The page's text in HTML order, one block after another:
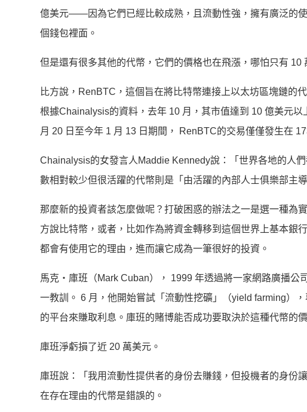
億美元——因為它們已經比較成熟，且流動性強，擁有廣泛的
個錢包裡面。
但是還有很多其他的代幣，它們的價格也在飛漲，哪怕只有 10
比方說，RenBTC，這個旨在將比特幣連接上以太坊區塊鏈的
根據Chainalysis的資料，去年 10 月，其市值達到 10 億美元
月 20 日至今年 1 月 13 日期間， RenBTC的交易僅僅發生在
Chainalysis的女發言人Maddie Kennedy說：「世界各地的人
數相對較少但很活躍的代幣則是「由活躍的內部人士俱樂部主導
那麼新的投資者該怎麼做呢？打破困惑的辦法之一是選一種
方說比特幣，或者，比如作為將資金轉移到這個世界上基本銀
都會有使用它的理由，進而讓它成為一筆很好的投資。
馬克‧庫班（Mark Cuban）， 1999 年透過將一家網路廣播公
一教訓。 6 月，他開始嘗試「流動性挖礦」（yield farming）
的平台來賺取利息。庫班的賭博能否成功要取決於這種代幣的
庫班淨虧損了近 20 萬美元。
庫班說：「我用流動性提供者的身份去賺錢，但投機者的身份
在存在理由的代幣是錯誤的。